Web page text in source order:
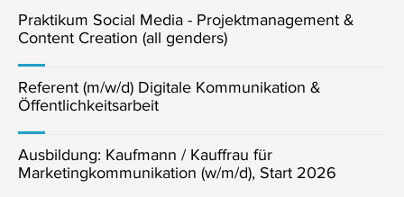
Praktikum Social Media - Projektmanagement &
Content Creation (all genders)
Referent (m/w/d) Digitale Kommunikation &
Öffentlichkeitsarbeit
Ausbildung: Kaufmann / Kauffrau für
Marketingkommunikation (w/m/d), Start 2026